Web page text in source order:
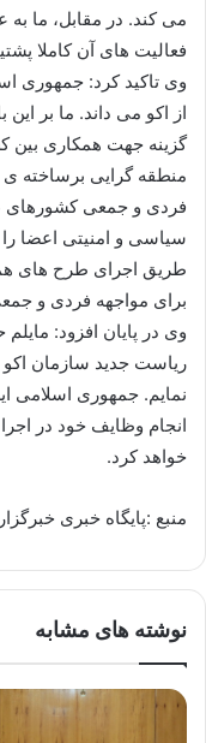
می کند. در مقابل، ما
فعالیت های آن کاملا
وی تاکید کرد: جمهوری
از اکو می داند. ما بر
گزینه جهت همکاری بین
منطقه گرایی برساخته ی
فردی و جمعی کشورهای
سیاسی و امنیتی اعضا
طریق اجرای طرح های
برای مواجهه فردی و
وی در پایان افزود:
ریاست جدید سازمان اکو
نمایم. جمهوری اسلامی
انجام وظایف خود در
خواهد کرد.
منبع :پایگاه خبری
نوشته های مشابه